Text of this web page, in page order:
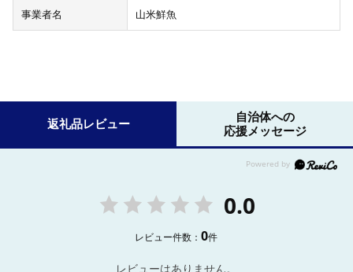
事業者名 山米鮮魚
返礼品レビュー
自治体への
応援メッセージ
0.0
レビュー件数：0件
レビューはありません。